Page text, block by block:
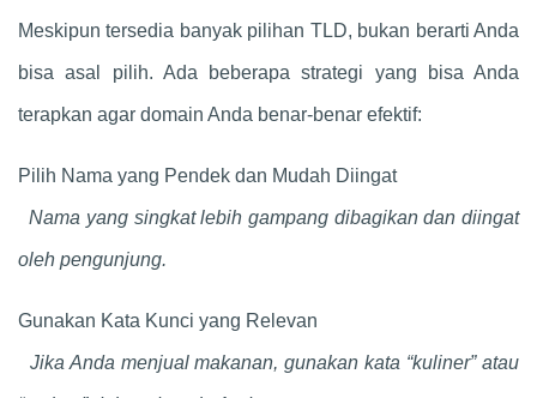
Meskipun tersedia banyak pilihan TLD, bukan berarti Anda
bisa asal pilih. Ada beberapa strategi yang bisa Anda
terapkan agar domain Anda benar-benar efektif:
Pilih Nama yang Pendek dan Mudah Diingat
Nama yang singkat lebih gampang dibagikan dan diingat
oleh pengunjung.
Gunakan Kata Kunci yang Relevan
Jika Anda menjual makanan, gunakan kata “kuliner” atau